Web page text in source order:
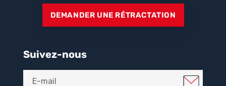
DEMANDER UNE RÉTRACTATION
Suivez-nous